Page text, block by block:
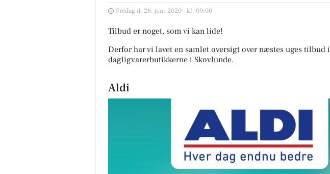
Fredag d. 26. jun. 2020 - kl. 09:00
Tilbud er noget, som vi kan lide!
Derfor har vi lavet en samlet oversigt over næstes uges tilbud i
dagligvarerbutikkerne i Skovlunde.
Aldi